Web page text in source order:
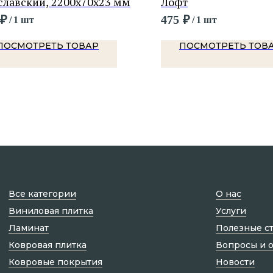
₽/ 1 шт
ТОВАР
475 ₽/ 1 шт
ПОСМОТРЕТЬ
О нас
Услуги
Полезные
Вопросы и
Новости
Все категории
Виниловая плитка
Ламинат
Ковровая плитка
Ковровые покрытия